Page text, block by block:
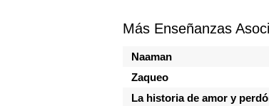
Más Enseñanzas
Naaman
Zaqueo
La historia de amor y